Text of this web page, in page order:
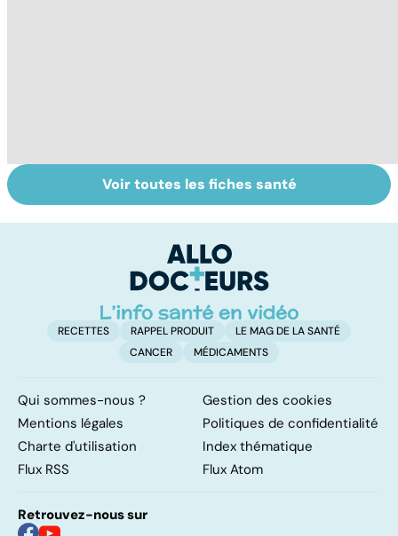
HPV : tout savoir
sur les
Cancer : la
fatigue avant
Voir toutes les fiches santé
RECETTES RAPPEL PRODUIT
LE MAG DE LA SANTÉ
CANCER
MÉDICAMENTS
Qui sommes-nous ?
Gestion des cookies
Mentions légales
Politiques de confidentialité
Charte d'utilisation
Index thématique
Flux RSS
Flux Atom
Retrouvez-nous sur